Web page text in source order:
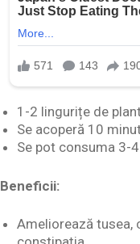
1-2 lingurițe de
Se acoperă 10
Se pot consuma 3-
Beneficii:
Ameliorează tusea,